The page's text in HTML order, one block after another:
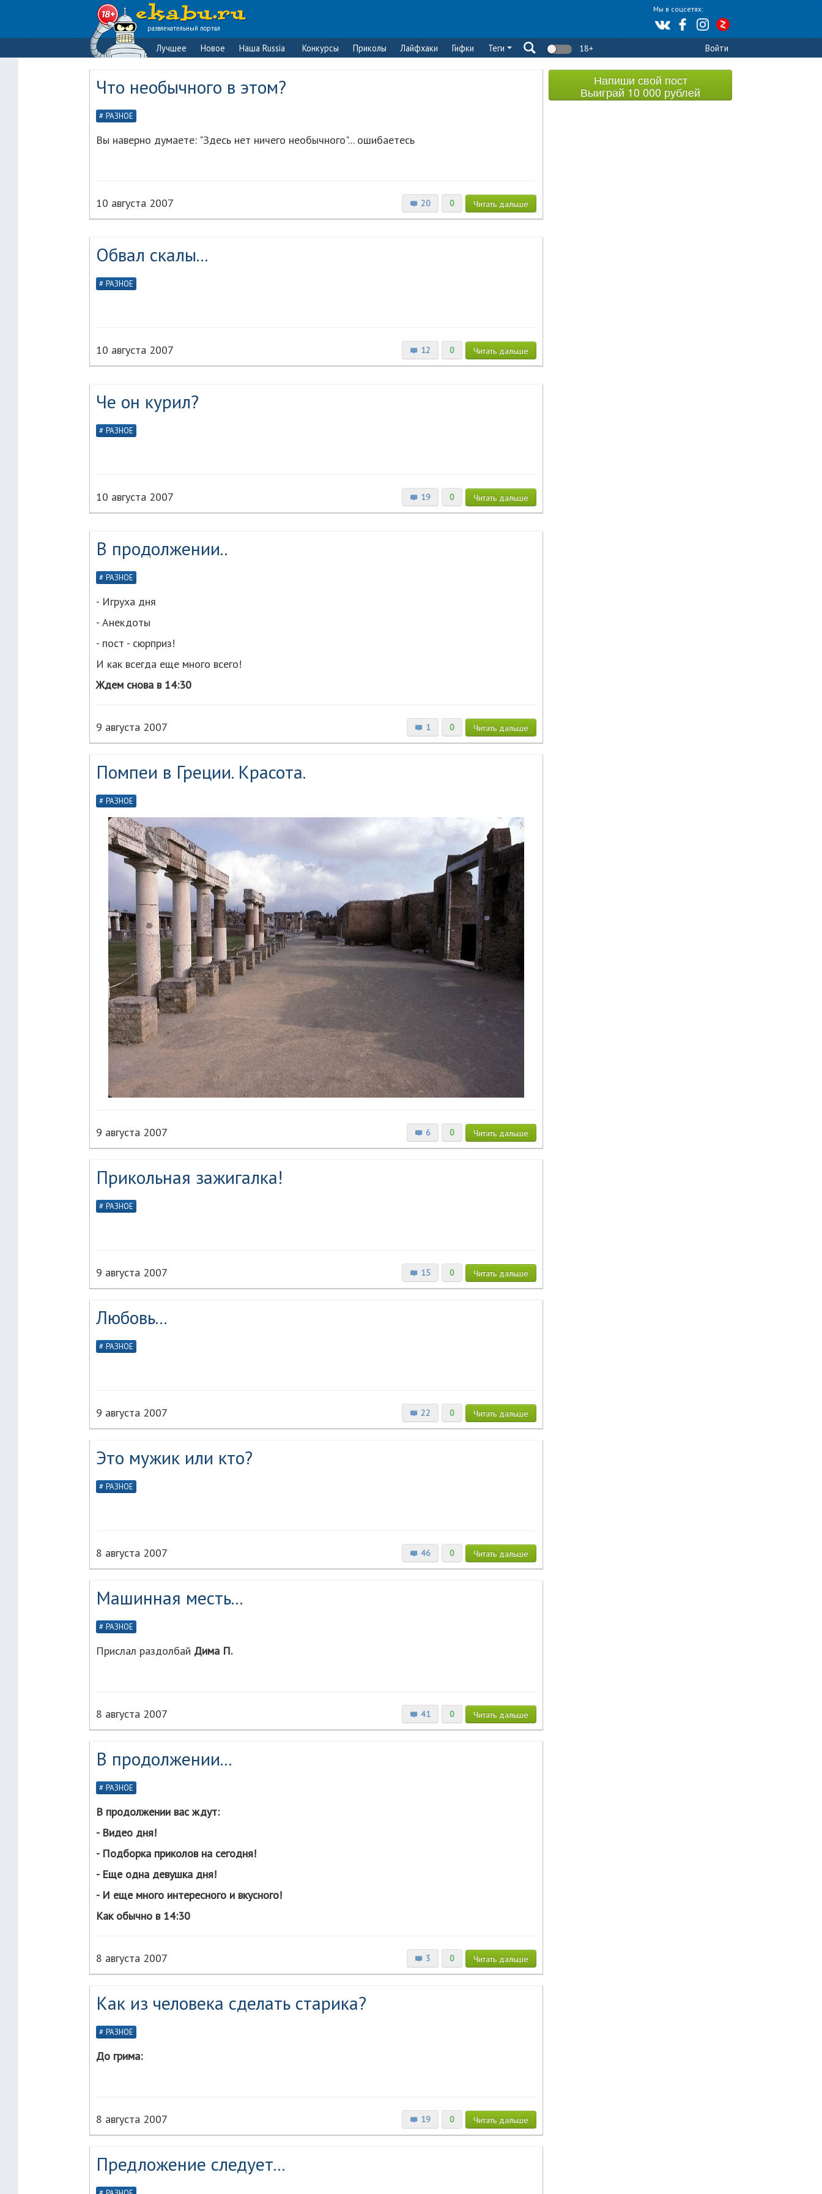
Мы в соцсетях:
развлекательный портал
Лучшее Новое Наша Russia Конкурсы Приколы Лайфхаки Гифки Теги 18+ Войти
Что необычного в этом?
РАЗНОЕ
Вы наверно думаете: "Здесь нет ничего необычного"... ошибаетесь
20 0 Читать дальше
10 августа 2007
Обвал скалы...
РАЗНОЕ
12 0 Читать дальше
10 августа 2007
Че он курил?
РАЗНОЕ
19 0 Читать дальше
10 августа 2007
В продолжении..
РАЗНОЕ
- Игруха дня
- Анекдоты
- пост - сюрприз!
И как всегда еще много всего!
Ждем снова в 14:30
1 0 Читать дальше
9 августа 2007
Помпеи в Греции. Красота.
РАЗНОЕ
6 0 Читать дальше
9 августа 2007
Прикольная зажигалка!
РАЗНОЕ
15 0 Читать дальше
9 августа 2007
Любовь...
РАЗНОЕ
22 0 Читать дальше
9 августа 2007
Это мужик или кто?
РАЗНОЕ
46 0 Читать дальше
8 августа 2007
Машинная месть...
РАЗНОЕ
Прислал раздолбай Дима П.
41 0 Читать дальше
8 августа 2007
В продолжении...
РАЗНОЕ
В продолжении вас ждут:
- Видео дня!
- Подборка приколов на сегодня!
- Еще одна девушка дня!
- И еще много интересного и вкусного!
Как обычно в 14:30
3 0 Читать дальше
8 августа 2007
Как из человека сделать старика?
РАЗНОЕ
До грима:
19 0 Читать дальше
8 августа 2007
Предложение следует...
Напиши свой пост
Выиграй 10 000 рублей